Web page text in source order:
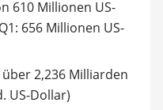
610 Millionen US-
656 Millionen US-
2,236 Milliarden
US-Dollar)